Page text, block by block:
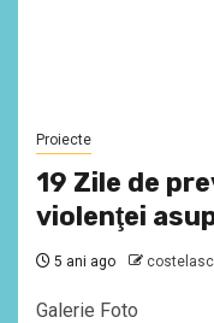
Proiecte
19 Zile de
violenţei
5 ani ago
Galerie Foto